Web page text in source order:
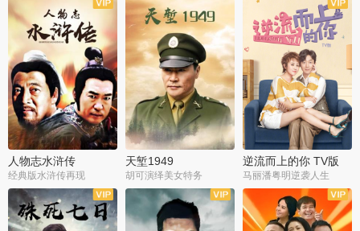
人物志水浒传
经典版水浒传再现
天堑1949
胡可演绎美女特务
逆流而上的你 TV版
马丽潘粤明逆袭人生
全34集
全21集 全35集